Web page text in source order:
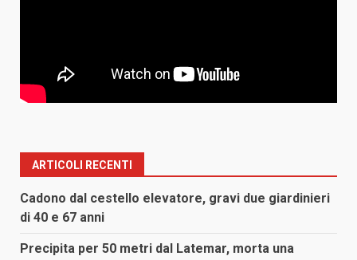
ARTICOLI RECENTI
Cadono dal cestello elevatore, gravi due giardinieri
di 40 e 67 anni
Precipita per 50 metri dal Latemar, morta una